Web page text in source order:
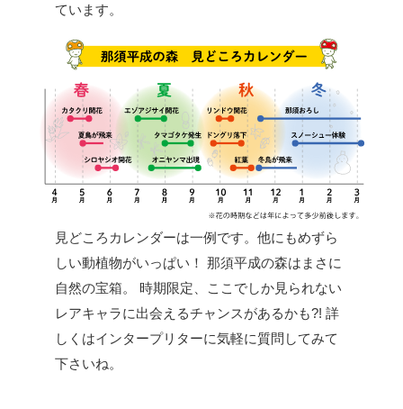
ています。
見どころカレンダーは一例です。他にもめずら
しい動植物がいっぱい！ 那須平成の森はまさに
自然の宝箱。
時期限定、ここでしか見られない
レアキャラに出会えるチャンスがあるかも?! 詳
しくはインタープリターに気軽に質問してみて
下さいね。